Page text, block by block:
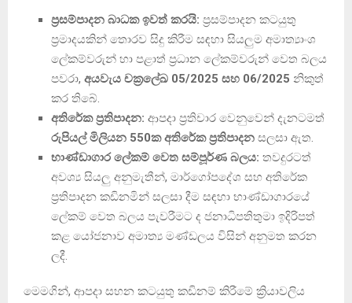
ප්‍රසම්පාදන බාධක ඉවත් කරයි: ප්‍රසම්පාදන කටයුතු
ප්‍රමාදයකින් තොරව සිදු කිරීම සඳහා සියලුම අමාත්‍යාංශ
ලේකම්වරුන් හා පළාත් ප්‍රධාන ලේකම්වරුන් වෙත බලය
පවරා, අයවැය චක්‍රලේඛ 05/2025 සහ 06/2025 නිකුත්
කර තිබේ.
අතිරේක ප්‍රතිපාදන: ආපදා ප්‍රතිචාර වෙනුවෙන් දැනටමත්
රුපියල් මිලියන 550ක අතිරේක ප්‍රතිපාදන සලසා ඇත.
භාණ්ඩාගාර ලේකම් වෙත සම්පූර්ණ බලය: තවදුරටත්
අවශ්‍ය සියලු අනුමැතීන්, මාර්ගෝපදේශ සහ අතිරේක
ප්‍රතිපාදන කඩිනමින් සලසා දීම සඳහා භාණ්ඩාගාරයේ
ලේකම් වෙත බලය පැවරීමට ද ජනාධිපතිතුමා ඉදිරිපත්
කළ යෝජනාව අමාත්‍ය මණ්ඩලය විසින් අනුමත කරන
ලදී.
මෙමගින්, ආපදා සහන කටයුතු කඩිනම් කිරීමේ ක්‍රියාවලිය